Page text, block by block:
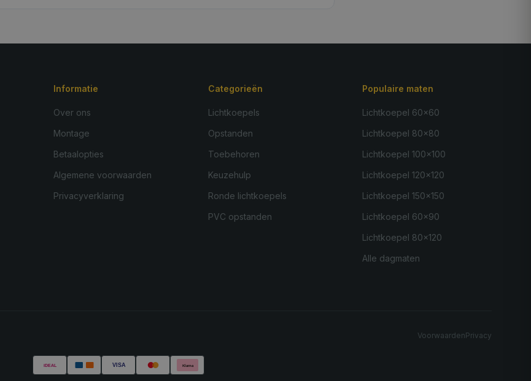
Informatie
Over ons
Montage
Betaalopties
Algemene voorwaarden
Privacyverklaring
Categorieën
Lichtkoepels
Opstanden
Toebehoren
Keuzehulp
Ronde lichtkoepels
PVC opstanden
Populaire maten
Lichtkoepel 60×60
Lichtkoepel 80×80
Lichtkoepel 100×100
Lichtkoepel 120×120
Lichtkoepel 150×150
Lichtkoepel 60×90
Lichtkoepel 80×120
Alle dagmaten
VoorwaardenPrivacy
iDEAL VISA Klarna